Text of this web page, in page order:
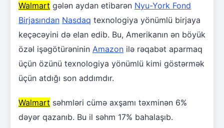
Walmart gələn aydan etibarən Nyu-York Fond
Birjasından Nasdaq texnologiya yönümlü birjaya
keçəcəyini də elan edib. Bu, Amerikanın ən böyük
özəl işəgötürəninin Amazon ilə rəqabət aparmaq
üçün özünü texnologiya yönümlü kimi göstərmək
üçün atdığı son addımdır.
Walmart səhmləri cümə axşamı təxminən 6%
dəyər qazanıb. Bu il səhm 17% bahalaşıb.